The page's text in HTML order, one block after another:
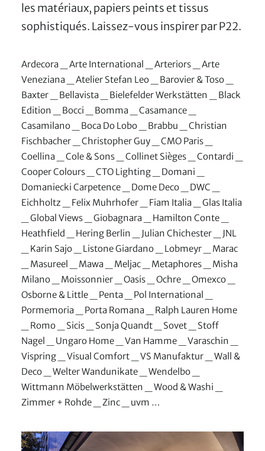
les matériaux, papiers peints et tissus
sophistiqués. Laissez-vous inspirer par P22.
Ardecora _ Arte International _ Arteriors _ Arte
Veneziana _ Atelier Stefan Leo _ Barovier & Toso _
Baxter _ Bellavista _ Bielefelder Werkstätten _ Black
Edition _ Bocci _ Bomma _ Casamance _
Casamilano _ Boca Do Lobo _ Brabbu _ Christian
Fischbacher _ Christopher Guy _ CMO Paris _
Coellina _ Cole & Sons _ Collinet Sièges _ Contardi _
Cooper Colours _ CTO Lighting _ Domani _
Domaniecki Carpetence _ Dome Deco _ DWC _
Eichholtz _ Felix Muhrhofer _ Fiam Italia _ Glas Italia
_ Global Views _ Giobagnara _ Hamilton Conte _
Heathfield _ Hering Berlin _ Julian Chichester _ JNL
_ Karin Sajo _ Listone Giardano _ Lobmeyr _ Marac
_ Masureel _ Mawa _ Meljac _ Metaphores _ Misha
Milano _ Moissonnier _ Oasis _ Ochre _ Omexco _
Osborne & Little _ Penta _ Pol International _
Pormemoria _ Porta Romana _ Ralph Lauren Home
_ Romo _ Sicis _ Sonja Quandt _ Sovet _ Stoff
Nagel _ Ungaro Home _ Van Hamme _ Varaschin _
Vispring _ Visual Comfort _ VS Manufaktur _ Wall &
Deco _ Welter Wandunikate _ Wendelbo _
Wittmann Möbelwerkstätten _ Wood & Washi _
Zimmer + Rohde _ Zinc _ uvm …